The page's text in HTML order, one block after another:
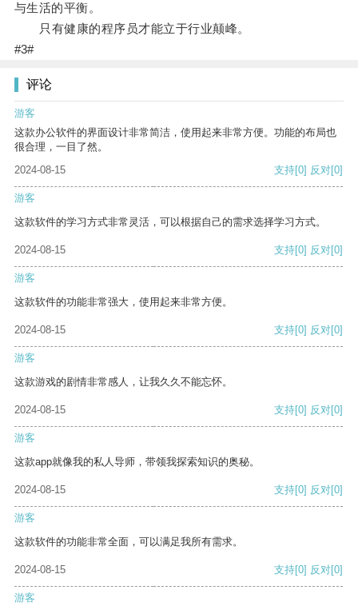
与生活的平衡。
只有健康的程序员才能立于行业颠峰。
#3#
评论
游客
这款办公软件的界面设计非常简洁，使用起来非常方便。功能的布局也
很合理，一目了然。
2024-08-15
支持[0] 反对[0]
游客
这款软件的学习方式非常灵活，可以根据自己的需求选择学习方式。
2024-08-15 支持[0] 反对[0]
游客
这款软件的功能非常强大，使用起来非常方便。
2024-08-15 支持[0] 反对[0]
游客
这款游戏的剧情非常感人，让我久久不能忘怀。
2024-08-15 支持[0] 反对[0]
游客
这款app就像我的私人导师，带领我探索知识的奥秘。
2024-08-15 支持[0] 反对[0]
游客
这款软件的功能非常全面，可以满足我所有需求。
2024-08-15 支持[0] 反对[0]
游客